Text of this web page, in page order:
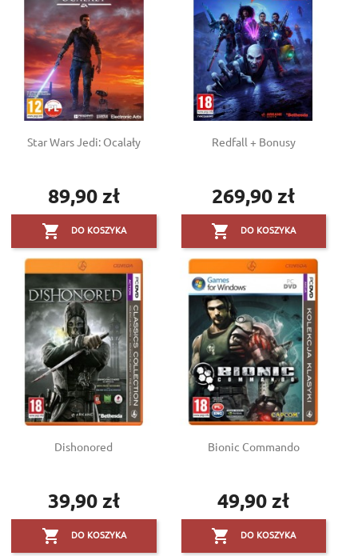
Star Wars Jedi: Ocalały
Cena
89,90 zł
 DO KOSZYKA
Redfall + Bonusy
Cena
269,90 zł
 DO KOSZYKA
Dishonored
Cena
39,90 zł
 DO KOSZYKA
Bionic Commando
Cena
49,90 zł
 DO KOSZYKA